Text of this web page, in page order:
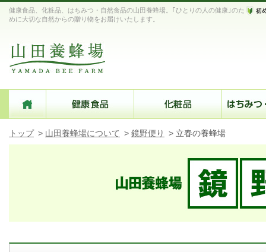
健康食品、化粧品、はちみつ・自然食品の山田養蜂場。｢ひとりの人の健康｣のた
めに大切な自然からの贈り物をお届けいたします。
トップ > 山田養蜂場について > 鏡野便り > 立春の養蜂場